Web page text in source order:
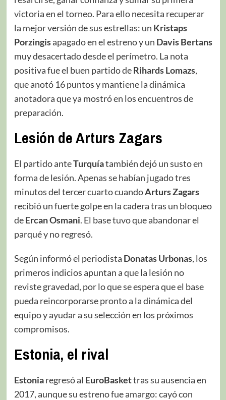
victoria en el torneo. Para ello necesita recuperar
la mejor versión de sus estrellas: un Kristaps
Porzingisapagado en el estreno y un Davis Bertans
muy desacertado desde el perímetro. La nota
positiva fue el buen partido deRihards Lomazs,
que anotó 16 puntos y mantiene la dinámica
anotadora que ya mostró en los encuentros de
preparación.
Lesión de Arturs Zagars
El partido anteTurquíatambién dejó un susto en
forma de lesión. Apenas se habían jugado tres
minutos del tercer cuarto cuandoArturs Zagars
recibió un fuerte golpe en la cadera tras un bloqueo
deErcan Osmani. El base tuvo que abandonar el
parqué y no regresó.
Según informó el periodista Donatas Urbonas, los
primeros indicios apuntan a que la lesión no
reviste gravedad, por lo que se espera que el base
pueda reincorporarse pronto a la dinámica del
equipo y ayudar a su selección en los próximos
compromisos.
Estonia, el rival
Estoniaregresó al EuroBaskettras su ausencia en
2017, aunque su estreno fue amargo: cayó con